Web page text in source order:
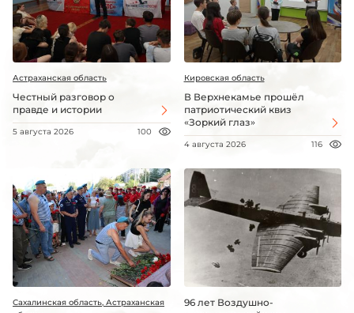
Астраханская область
Честный разговор о
правде и истории
5 августа 2026 100
Кировская область
В Верхнекамье прошёл
патриотический квиз
«Зоркий глаз»
4 августа 2026 116
Сахалинская область, Астраханская
96 лет Воздушно-